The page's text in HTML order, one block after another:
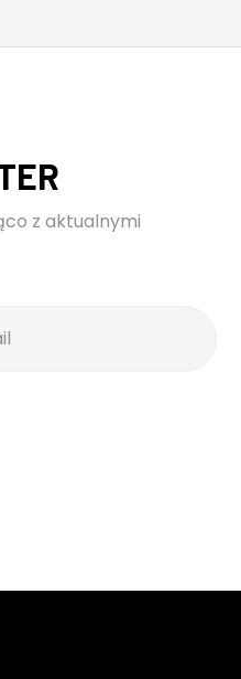
z aktualnymi